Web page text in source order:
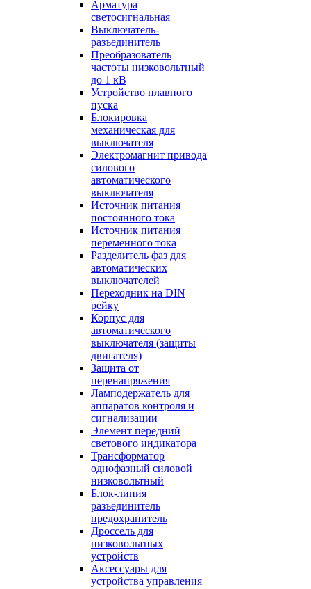
Арматура
светосигнальная
Выключатель-
разъединитель
Преобразователь
частоты низковольтный
до 1 кВ
Устройство плавного
пуска
Блокировка
механическая для
выключателя
Электромагнит привода
силового
автоматического
выключателя
Источник питания
постоянного тока
Источник питания
переменного тока
Разделитель фаз для
автоматических
выключателей
Переходник на DIN
рейку
Корпус для
автоматического
выключателя (защиты
двигателя)
Защита от
перенапряжения
Ламподержатель для
аппаратов контроля и
сигнализации
Элемент передний
светового индикатора
Трансформатор
однофазный силовой
низковольтный
Блок-линия
разъединитель
предохранитель
Дроссель для
низковольтных
устройств
Аксессуары для
устройства управления